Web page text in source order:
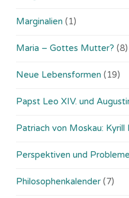
Marginalien (1)
Maria – Gottes Mutter? (8)
Neue Lebensformen (19)
Papst Leo XIV. und
Patriach von Moskau: Kyrill
Perspektiven und Probleme
Philosophenkalender (7)